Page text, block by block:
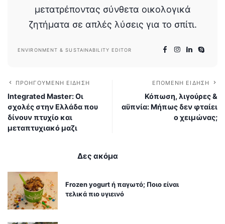
μετατρέποντας σύνθετα οικολογικά
ζητήματα σε απλές λύσεις για το σπίτι.
ENVIRONMENT & SUSTAINABILITY EDITOR
ΠΡΟΗΓΟΎΜΕΝΗ ΕΊΔΗΣΗ
Integrated Master: Οι
σχολές στην Ελλάδα που
δίνουν πτυχίο και
μεταπτυχιακό μαζι
ΕΠΌΜΕΝΗ ΕΊΔΗΣΗ
Κόπωση, λιγούρες &
αϋπνία: Μήπως δεν φταίει
ο χειμώνας;
Δες ακόμα
Frozen yogurt ή παγωτό; Ποιο είναι
τελικά πιο υγιεινό